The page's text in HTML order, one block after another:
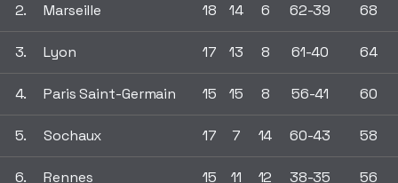
2. Marseille 18 14 6 62-39 68
3. Lyon 17 13 8 61-40 64
4. Paris Saint-Germain 15 15 8 56-41 60
5. Sochaux 17 7 14 60-43 58
6. Rennes 15 11 12 38-35 56